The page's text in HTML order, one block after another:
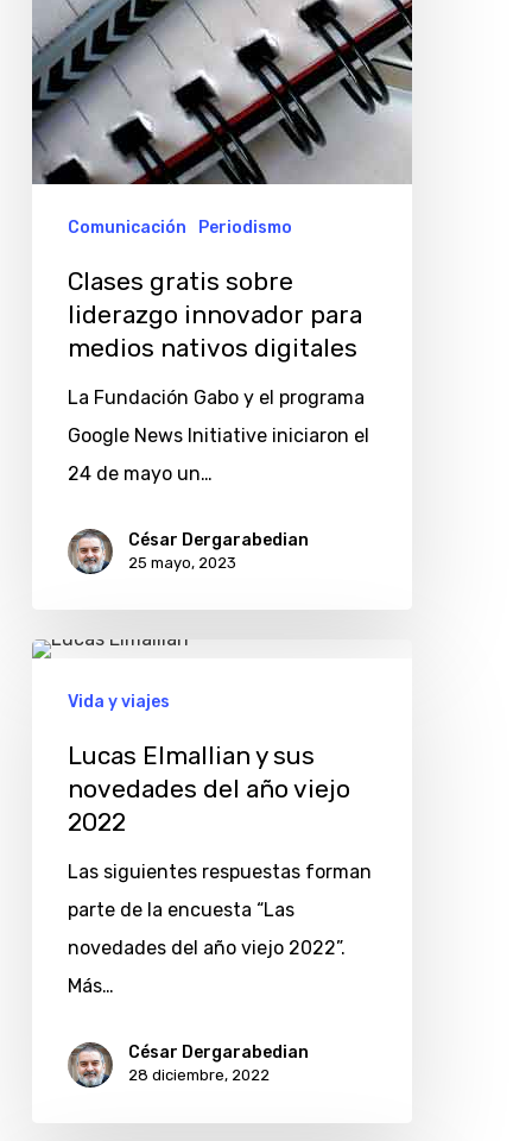
nativos
digitales
Comunicación Periodismo
Clases gratis sobre
liderazgo innovador para
medios nativos digitales
La Fundación Gabo y el programa
Google News Initiative iniciaron el
24 de mayo un…
César Dergarabedian
25 mayo, 2023
Lucas
Elmallian
novedades
viejo
2022
Vida y viajes
Lucas Elmallian y sus
novedades del año viejo
2022
Las siguientes respuestas forman
parte de la encuesta “Las
novedades del año viejo 2022”.
Más…
César Dergarabedian
28 diciembre, 2022